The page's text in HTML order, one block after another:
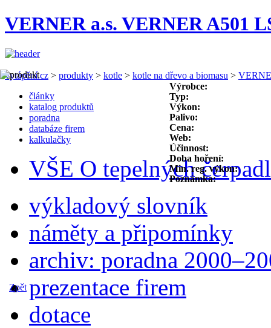
VERNER a.s. VERNER A501
vytápění.cz > produkty > kotle > kotle na dřevo a biomasu >
články
katalog produktů
poradna
databáze firem
kalkulačky
VŠE O tepelných
výkladový slovník
náměty a připomínky
archiv: poradna
prezentace firem
dotace
Výrobce:
Typ:
Výkon:
Palivo:
Cena:
Web:
Účinnost:
Doba hoření:
Min. reg. výkon:
Poznámka:
Zpět